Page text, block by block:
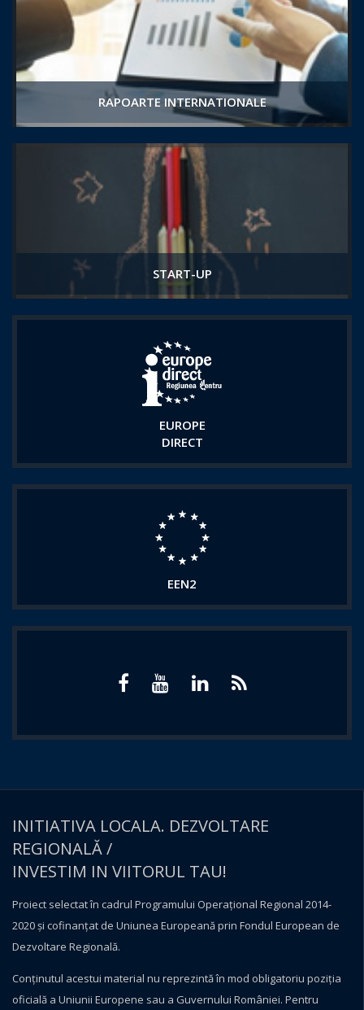
RAPOARTE INTERNATIONALE
START-UP
EUROPE
DIRECT
EEN2
INITIATIVA LOCALA. DEZVOLTARE
REGIONALĂ /
INVESTIM IN VIITORUL TAU!
Proiect selectat în cadrul Programului Operațional Regional 2014-
2020 și cofinanțat de Uniunea Europeană prin Fondul European de
Dezvoltare Regională.
Conţinutul acestui material nu reprezintă în mod obligatoriu poziţia
oficială a Uniunii Europene sau a Guvernului României. Pentru